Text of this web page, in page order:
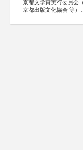
京都文学賞実行委員会
京都出版文化協会 等）
KADOKAWA、河出書